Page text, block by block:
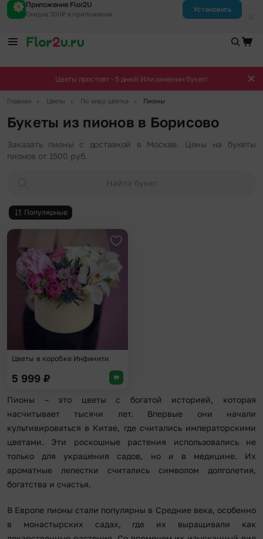
Приложение Flor2U
Скидка 300₽ в приложении
Установить
Цветы простоят - 5 дней! Или заменим букет!
Главная Цветы По виду цветка Пионы
Букеты из пионов в Борисово
Заказать пионы с доставкой в Москве. Цены на букеты
пионов от 1500 руб.
Найти букет
Популярные
Добавить в избранное
Цветы в коробке Инфинити
5 999 ₽
Пионы – это цветы с богатой историей, которая
насчитывает тысячи лет. Впервые они начали
культивироваться в Китае, где считались императорскими
цветами. Эти роскошные растения использовались не
только для украшения садов, но и в медицине. Их
ароматные лепестки считались символом долголетия,
богатства и счастья.
В Европе пионы стали популярны в Средние века, особенно
в монастырских садах, где их выращивали как